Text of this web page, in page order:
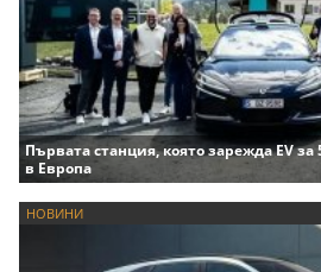
Първата станция, която зарежда EV
в Европа
НОВИНИ